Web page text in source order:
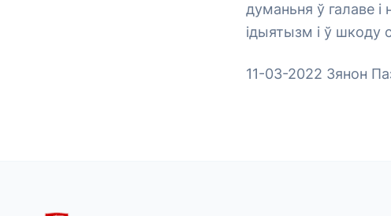
думаньня ў галаве і
ідыятызм і ў шкоду
11-03-2022 Зянон